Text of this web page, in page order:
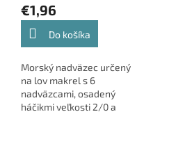
€1,96
Do košíka
Morský nadväzec určený
na lov makrel s 6
nadväzcami, osadený
háčikmi veľkosti 2/0 a